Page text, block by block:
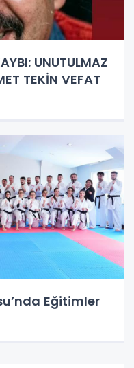
UNUTULMAZ
TEKİN VEFAT
Eğitimler